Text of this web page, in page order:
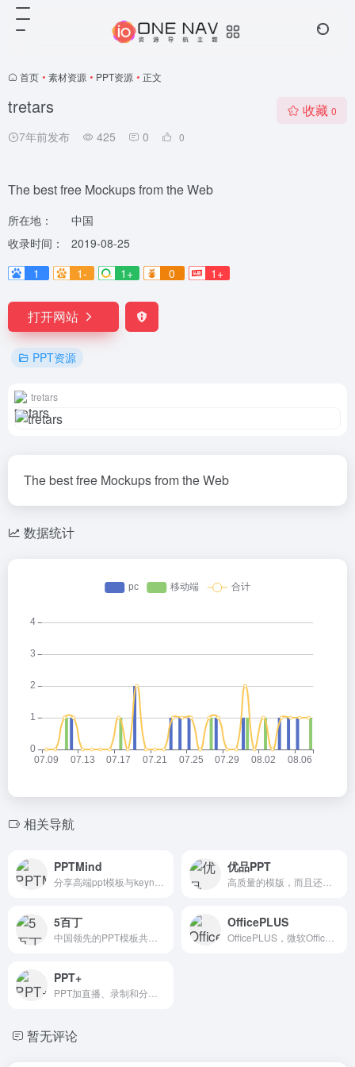
首页 • 素材资源 • PPT资源 • 正文
tretars
7年前发布 425 0 0
收藏 0
The best free Mockups from the Web
所在地：
中国
收录时间：
2019-08-25
1
1- 1+ 0 1+
打开网站
PPT资源
tretars
The best free Mockups from the Web
数据统计
相关导航
PPTMind 优品PPT
5百丁 OfficePLUS
PPT+
暂无评论